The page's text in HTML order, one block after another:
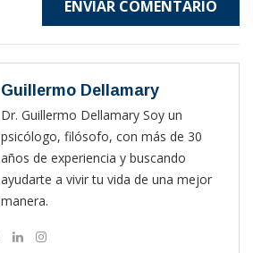
ENVIAR COMENTARIO
Guillermo Dellamary
Dr. Guillermo Dellamary Soy un
psicólogo, filósofo, con más de 30
años de experiencia y buscando
ayudarte a vivir tu vida de una mejor
manera.